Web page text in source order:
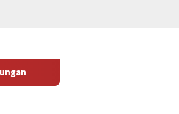
2026: Ke Final, Coach Tavares